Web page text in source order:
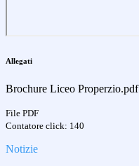
Allegati
Brochure Liceo Properzio.pdf
File PDF
Contatore click: 140
Notizie